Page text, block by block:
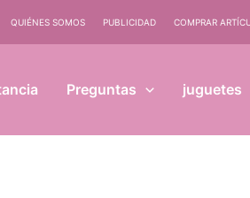
QUIÉNES SOMOS PUBLICIDAD COMPRAR
Preguntas juguetes